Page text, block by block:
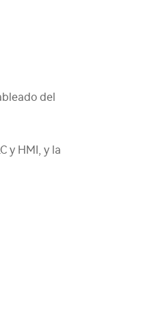
del
y HMI, y la